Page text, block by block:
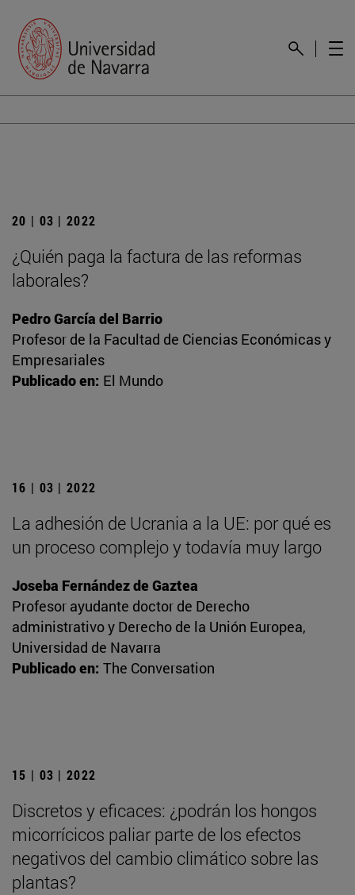
20 | 03 | 2022
¿Quién paga la factura de las reformas
laborales?
Pedro García del Barrio
Profesor de la Facultad de Ciencias Económicas y
Empresariales
Publicado en: El Mundo
16 | 03 | 2022
La adhesión de Ucrania a la UE: por qué es
un proceso complejo y todavía muy largo
Joseba Fernández de Gaztea
Profesor ayudante doctor de Derecho
administrativo y Derecho de la Unión Europea,
Universidad de Navarra
Publicado en: The Conversation
15 | 03 | 2022
Discretos y eficaces: ¿podrán los hongos
micorrícicos paliar parte de los efectos
negativos del cambio climático sobre las
plantas?